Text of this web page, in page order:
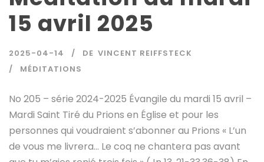
15 avril 2025
2025-04-14 DE VINCENT REIFFSTECK
MÉDITATIONS
No 205 – série 2024-2025 Évangile du mardi 15 avril –
Mardi Saint Tiré du Prions en Église et pour les
personnes qui voudraient s’abonner au Prions « L’un
de vous me livrera… Le coq ne chantera pas avant